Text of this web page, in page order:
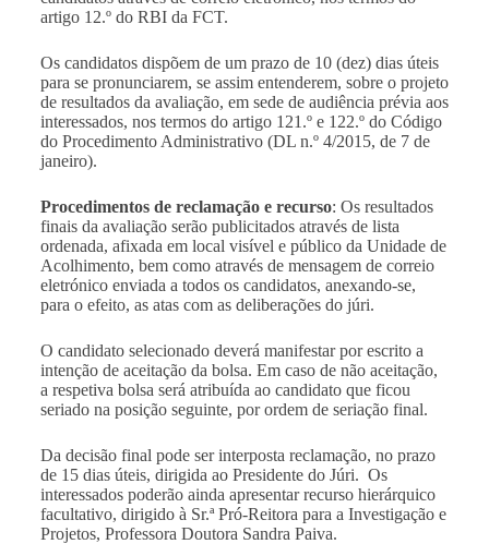
artigo 12.º do RBI da FCT.
Os candidatos dispõem de um prazo de 10 (dez) dias úteis
para se pronunciarem, se assim entenderem, sobre o projeto
de resultados da avaliação, em sede de audiência prévia aos
interessados, nos termos do artigo 121.º e 122.º do Código
do Procedimento Administrativo (DL n.º 4/2015, de 7 de
janeiro).
Procedimentos de reclamação e recurso: Os resultados
finais da avaliação serão publicitados através de lista
ordenada, afixada em local visível e público da Unidade de
Acolhimento, bem como através de mensagem de correio
eletrónico enviada a todos os candidatos, anexando-se,
para o efeito, as atas com as deliberações do júri.
O candidato selecionado deverá manifestar por escrito a
intenção de aceitação da bolsa. Em caso de não aceitação,
a respetiva bolsa será atribuída ao candidato que ficou
seriado na posição seguinte, por ordem de seriação final.
Da decisão final pode ser interposta reclamação, no prazo
de 15 dias úteis, dirigida ao Presidente do Júri. Os
interessados poderão ainda apresentar recurso hierárquico
facultativo, dirigido à Sr.ª Pró-Reitora para a Investigação e
Projetos, Professora Doutora Sandra Paiva.